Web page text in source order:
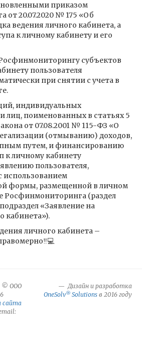
приказом
от 20.07.2020 № 175 «Об
ведения личного кабинета, а
к личному кабинету и его
субъектов
пользователя
при снятии с учета в
индивидуальных
лиц, поименованных в статьях 5
от 07.08.2001 № 115-ФЗ «О
(отмыванию) доходов,
путем, и финансированию
к личному кабинету
пользователя,
использованием
формы, размещенной в личном
Росфинмониторинга (раздел
«Заявление на
кабинета»).
личного кабинета –
© ООО
сайта
Дизайн и разработка
OneSolv® Solutions в 2016 году